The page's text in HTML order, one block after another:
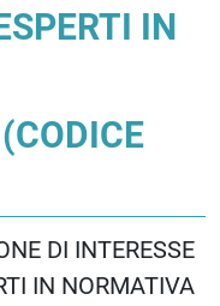
IN
DI INTERESSE
IN NORMATIVA